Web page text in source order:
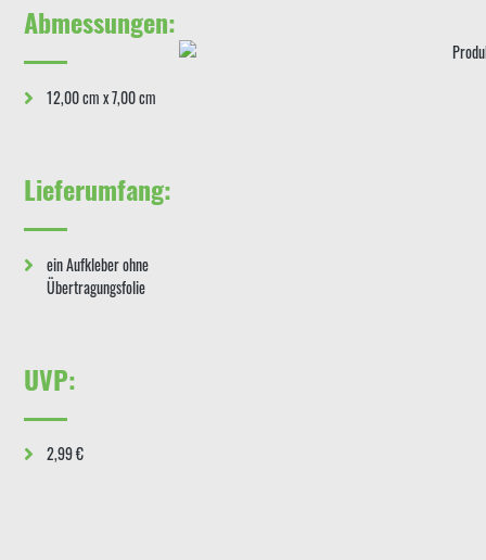
Abmessungen:
12,00 cm x 7,00 cm
Lieferumfang:
ein Aufkleber ohne
Übertragungsfolie
UVP:
2,99 €